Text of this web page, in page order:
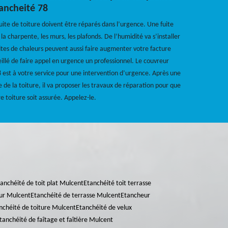
78
de toiture doivent être réparés dans l’urgence. Une fuite
charpente, les murs, les plafonds. De l’humidité va s’installer
de chaleurs peuvent aussi faire augmenter votre facture
de faire appel en urgence un professionnel. Le couvreur
à votre service pour une intervention d’urgence. Après une
de la toiture, il va proposer les travaux de réparation pour que
toiture soit assurée. Appelez-le.
de toit plat MulcentEtanchéité toit terrasse
MulcentEtanchéité de terrasse MulcentEtancheur
de toiture MulcentEtanchéité de velux
de faîtage et faîtière Mulcent